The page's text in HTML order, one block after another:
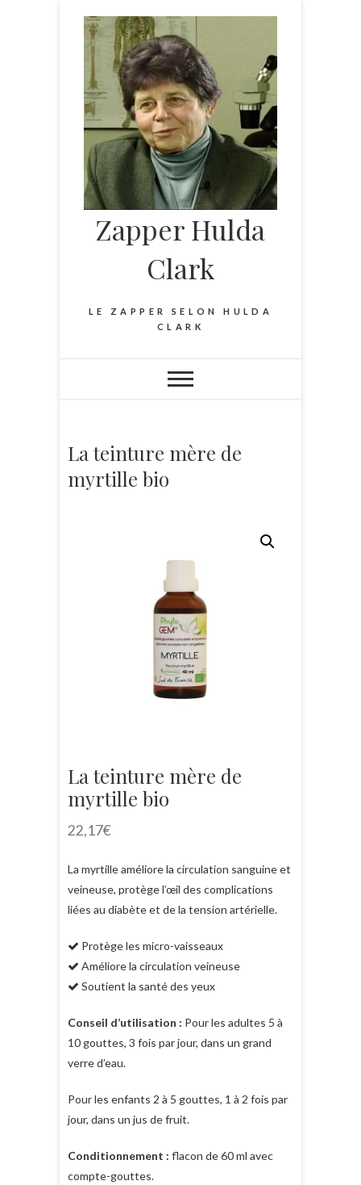
content
Zapper Hulda
Clark
LE ZAPPER SELON HULDA
CLARK
La teinture mère de
myrtille bio
La teinture mère de
myrtille bio
22,17€
La myrtille améliore la circulation sanguine et
veineuse, protège l’œil des complications
liées au diabète et de la tension artérielle.
Protège les micro-vaisseaux
Améliore la circulation veineuse
Soutient la santé des yeux
Conseil d’utilisation : Pour les adultes 5 à
10 gouttes, 3 fois par jour, dans un grand
verre d’eau.
Pour les enfants 2 à 5 gouttes, 1 à 2 fois par
jour, dans un jus de fruit.
Conditionnement : flacon de 60 ml avec
compte-gouttes.